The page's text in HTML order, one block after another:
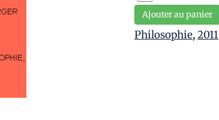
Ajouter au panier
Philosophie,2011